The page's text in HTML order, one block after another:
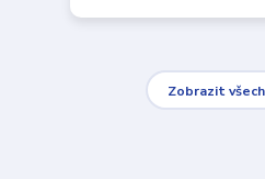
Zobrazit